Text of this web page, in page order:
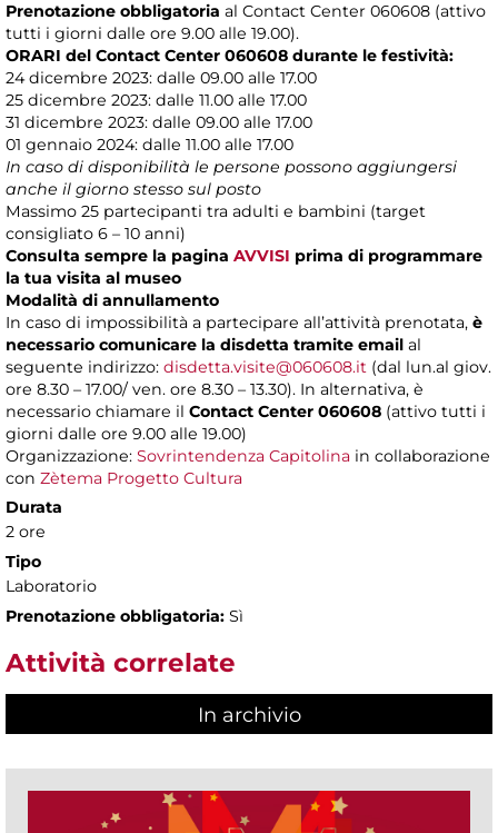
Prenotazione obbligatoria al Contact Center 060608 (attivo
tutti i giorni dalle ore 9.00 alle 19.00).
ORARI del Contact Center 060608 durante le festività:
24 dicembre 2023: dalle 09.00 alle 17.00
25 dicembre 2023: dalle 11.00 alle 17.00
31 dicembre 2023: dalle 09.00 alle 17.00
01 gennaio 2024: dalle 11.00 alle 17.00
In caso di disponibilità le persone possono aggiungersi
anche il giorno stesso sul posto
Massimo 25 partecipanti tra adulti e bambini (target
consigliato 6 – 10 anni)
Consulta sempre la pagina AVVISI prima di programmare
la tua visita al museo
Modalità di annullamento
In caso di impossibilità a partecipare all’attività prenotata, è
necessario comunicare la disdetta tramite email al
seguente indirizzo: disdetta.visite@060608.it (dal lun.al giov.
ore 8.30 – 17.00/ ven. ore 8.30 – 13.30). In alternativa, è
necessario chiamare il Contact Center 060608 (attivo tutti i
giorni dalle ore 9.00 alle 19.00)
Organizzazione: Sovrintendenza Capitolina in collaborazione
con Zètema Progetto Cultura
Durata
2 ore
Tipo
Laboratorio
Prenotazione obbligatoria: Sì
Attività correlate
In archivio